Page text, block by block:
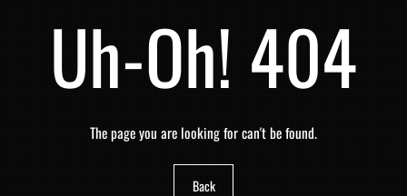
Uh-Oh! 404
The page you are looking for can't be found.
Back